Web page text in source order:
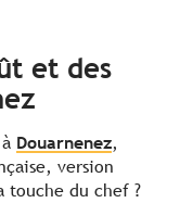
et des
Douarnenez,
version
touche du chef ?